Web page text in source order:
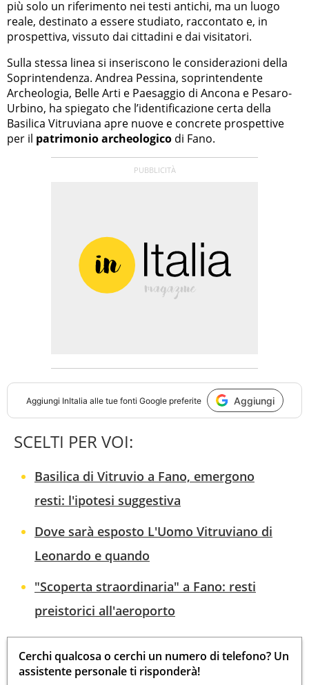
più solo un riferimento nei testi antichi, ma un luogo
reale, destinato a essere studiato, raccontato e, in
prospettiva, vissuto dai cittadini e dai visitatori.
Sulla stessa linea si inseriscono le considerazioni della
Soprintendenza. Andrea Pessina, soprintendente
Archeologia, Belle Arti e Paesaggio di Ancona e Pesaro-
Urbino, ha spiegato che l’identificazione certa della
Basilica Vitruviana apre nuove e concrete prospettive
per il patrimonio archeologico di Fano.
Aggiungi InItalia alle tue fonti Google preferite Aggiungi
SCELTI PER VOI:
Basilica di Vitruvio a Fano, emergono
resti: l'ipotesi suggestiva
Dove sarà esposto L'Uomo Vitruviano di
Leonardo e quando
"Scoperta straordinaria" a Fano: resti
preistorici all'aeroporto
Cerchi qualcosa o cerchi un numero di telefono? Un
assistente personale ti risponderà!